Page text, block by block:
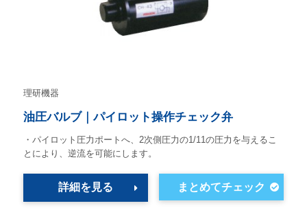
理研機器
油圧バルブ｜パイロット操作チェック弁
・パイロット圧力ポートへ、2次側圧力の1/11の圧力を与えるこ
とにより、逆流を可能にします。
詳細を見る